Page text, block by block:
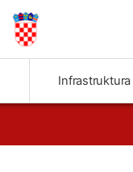
Infrastruktura